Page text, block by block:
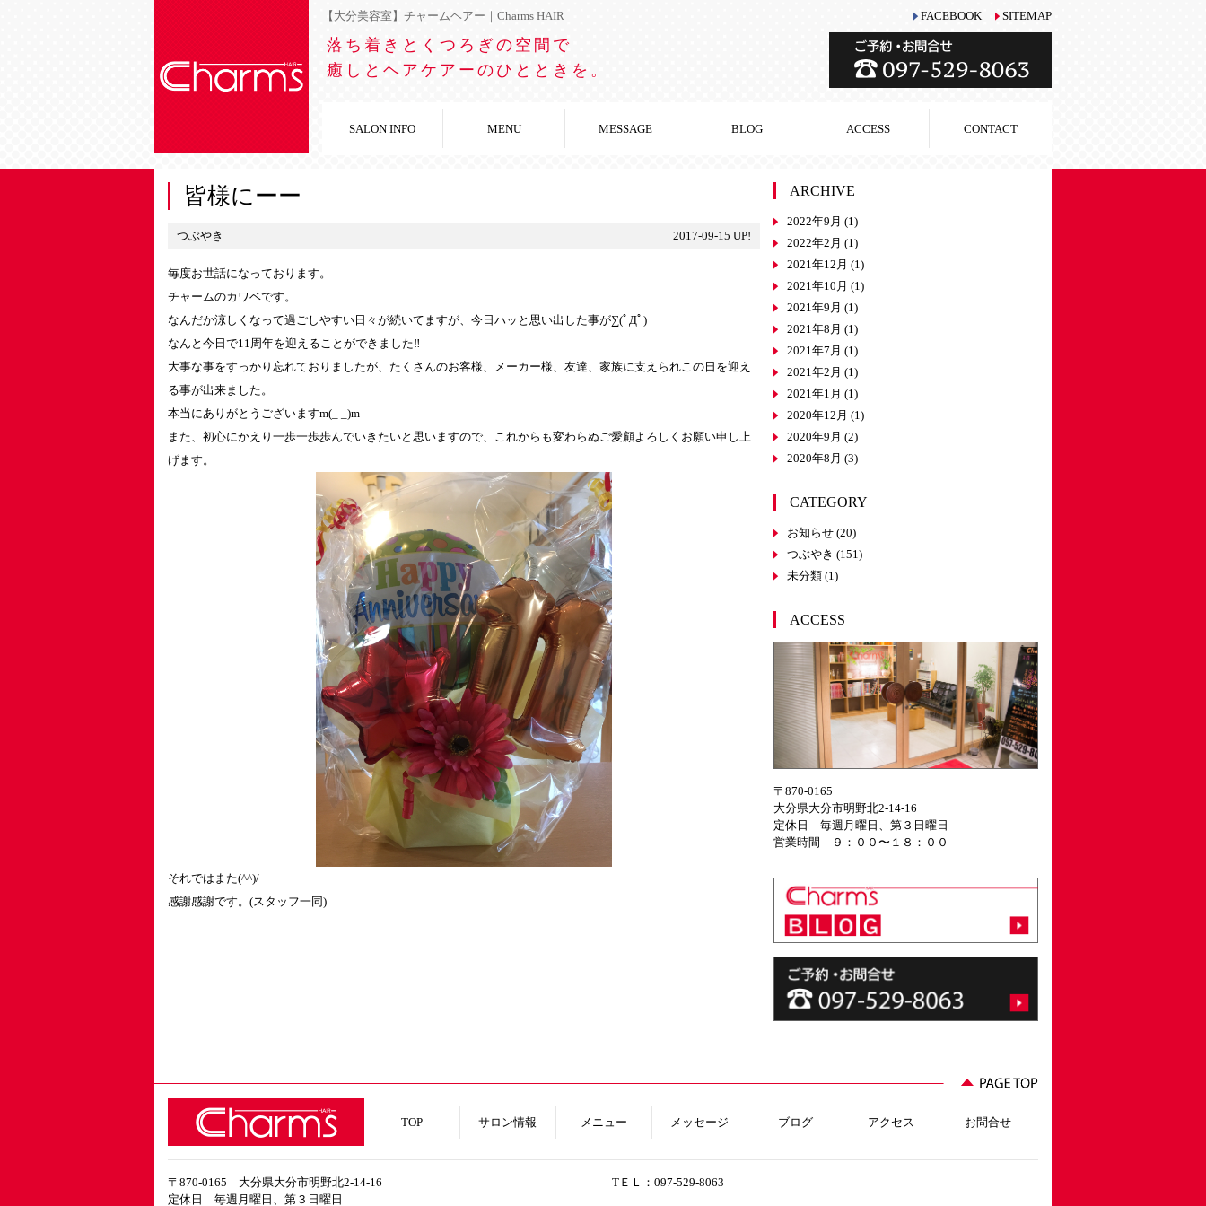
【大分美容室】チャームヘアー｜Charms HAIR FACEBOOK SITEMAP
落ち着きとくつろぎの空間で
癒しとヘアケアーのひとときを。
SALON INFO MENU MESSAGE BLOG ACCESS CONTACT
皆様にーー
つぶやき 2017-09-15 UP!
毎度お世話になっております。
チャームのカワベです。
なんだか涼しくなって過ごしやすい日々が続いてますが、今日ハッと思い出した事が∑(ﾟДﾟ)
なんと今日で11周年を迎えることができました‼︎
大事な事をすっかり忘れておりましたが、たくさんのお客様、メーカー様、友達、家族に支えられこの日を迎え
る事が出来ました。
本当にありがとうございますm(_ _)m
また、初心にかえり一歩一歩歩んでいきたいと思いますので、これからも変わらぬご愛顧よろしくお願い申し上
げます。
それではまた(^^)/
感謝感謝です。(スタッフ一同)
ARCHIVE
2022年9月 (1)
2022年2月 (1)
2021年12月 (1)
2021年10月 (1)
2021年9月 (1)
2021年8月 (1)
2021年7月 (1)
2021年2月 (1)
2021年1月 (1)
2020年12月 (1)
2020年9月 (2)
2020年8月 (3)
CATEGORY
お知らせ (20)
つぶやき (151)
未分類 (1)
ACCESS
〒870-0165
大分県大分市明野北2-14-16
定休日 毎週月曜日、第３日曜日
営業時間 ９：００〜１８：００
TOP サロン情報 メニュー メッセージ ブログ アクセス お問合せ
〒870-0165 大分県大分市明野北2-14-16
定休日 毎週月曜日、第３日曜日
TＥＬ：097-529-8063